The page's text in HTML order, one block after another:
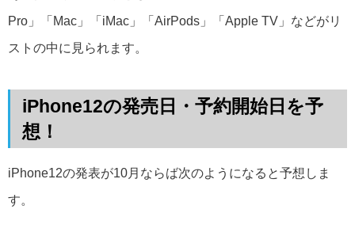
Pro」「Mac」「iMac」「AirPods」「Apple TV」などがリ
ストの中に見られます。
iPhone12の発売日・予約開始日を予
想！
iPhone12の発表が10月ならば次のようになると予想しま
す。